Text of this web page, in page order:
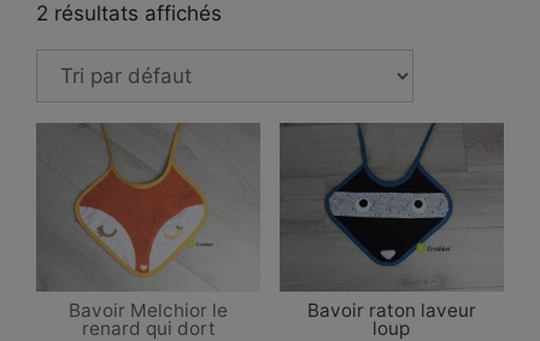
2 résultats affichés
Bavoir Melchior le
renard qui dort
Bavoir raton laveur
loup